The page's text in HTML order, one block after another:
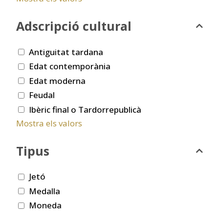
Adscripció cultural
Antiguitat tardana
Edat contemporània
Edat moderna
Feudal
Ibèric final o Tardorrepublicà
Mostra els valors
Tipus
Jetó
Medalla
Moneda